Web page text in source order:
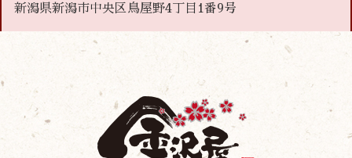
新潟県新潟市中央区鳥屋野4丁目1番9号